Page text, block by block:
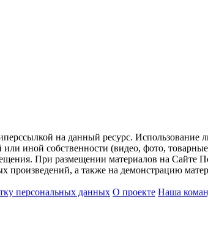
на данный ресурс.
иной собственности (видео, фото,
При размещении материалов на Сайте
произведений, а также на демонстрацию
персональных данных О проекте Наша